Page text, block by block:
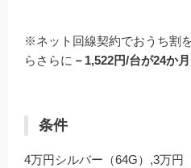
※ネット回線契約でおうち割
らさらに －1,522円/台が24か
条件
4万円シルバー（64G）,3万円